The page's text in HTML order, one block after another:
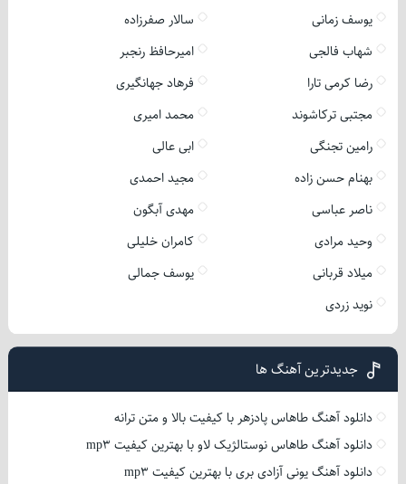
یوسف زمانی
سالار صفرزاده
شهاب فالجی
امیرحافظ رنجبر
رضا کرمی تارا
فرهاد جهانگیری
مجتبی ترکاشوند
محمد امیری
رامین تجنگی
ابی عالی
بهنام حسن زاده
مجید احمدی
ناصر عباسی
مهدی آبگون
وحید مرادی
کامران خلیلی
میلاد قربانی
یوسف جمالی
نوید زردی
جدیدترین آهنگ ها
دانلود آهنگ طاهاس پادزهر با کیفیت بالا و متن ترانه
دانلود آهنگ طاهاس نوستالژیک لاو با بهترین کیفیت mp3
دانلود آهنگ یونی آزادی بری با بهترین کیفیت mp3